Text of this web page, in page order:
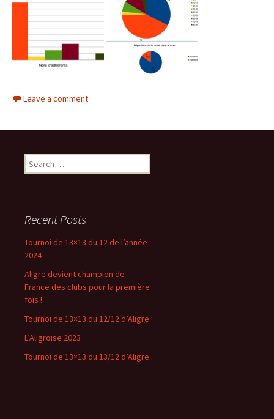
Leave a comment
Search
for:
Recent Posts
Tournoi de 13×13 du 12 de l’année
2024
Aligre devient champion de
France des clubs pour la première
fois !
Tournoi de 13×13 du 12/12 d’Aligre
L’Aligroise 2023
Tournoi de 13×13 du 13/12 d’Aligre